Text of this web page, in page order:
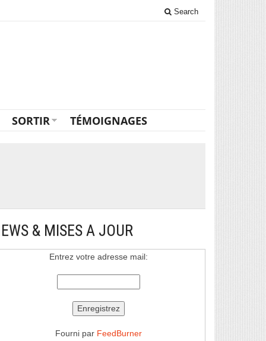
Search
SORTIR TÉMOIGNAGES
& MISES A JOUR
Entrez votre adresse mail:
Fourni par FeedBurner